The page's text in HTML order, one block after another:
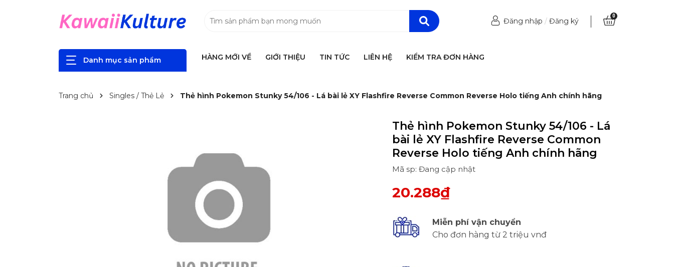
Đăng nhập / Đăng ký
0
Danh mục sản phẩm HÀNG MỚI VỀ GIỚI THIỆU TIN TỨC LIÊN HỆ KIỂM TRA ĐƠN HÀNG
Trang chủ Singles / Thẻ Lẻ Thẻ hình Pokemon Stunky 54/106 - Lá bài lẻ XY Flashfire Reverse Common Reverse Holo tiếng Anh chính hãng
Thẻ hình Pokemon Stunky 54/106 - Lá
bài lẻ XY Flashfire Reverse Common
Reverse Holo tiếng Anh chính hãng
Mã sp: Đang cập nhật
20.288₫
Miễn phí vận chuyển
Cho đơn hàng từ 2 triệu vnđ